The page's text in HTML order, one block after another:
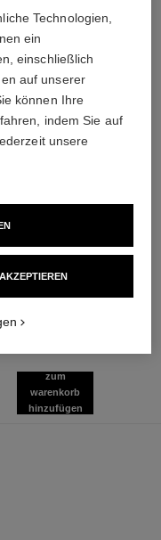
Körperspray
59 €
Warenkorb hinzufügen
zum
warenkorb
hinzufügen
Technologien,
ein
einschließlich
auf unserer
können Ihre
indem Sie auf
unsere